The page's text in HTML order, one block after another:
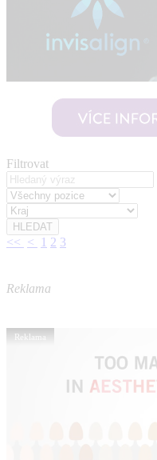
Filtrovat
<< < 1 2 3
Reklama
Reklama